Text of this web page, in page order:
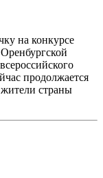
на конкурсе
продолжается
жители страны